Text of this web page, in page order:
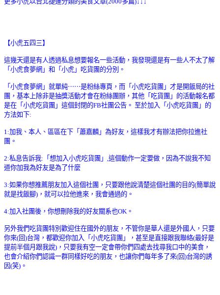
【小虎五四三】
這幾天還是有人透過私息想要報名一些活動，我發現還是有一些人不太了解
「小虎食夢網」和「小虎」吃貨團的分別。
「小虎食夢網」就單純⋯⋯是粉絲專頁，而「小虎吃貨團」才是開飯局的社
團，基本上除非是抽獎活動才會在粉絲團辦，其他「吃貨團」的活動報名都
是在「小虎吃貨團」這個封閉的FB社團公告。 至於加入「小虎吃貨團」的
方法如下:
1:加我、本人、區區在下「蕭嘉麟」為好友，這樣我才有辦法把你拉進社
團。
2:私息告訴我:「想加入小虎吃貨團」,這個動作一定要做，因為不說我不知
道你加我為好友是為了什麼
3:如果你想推薦朋友加入這個社團，只要跟他說清楚這個社團的目的(簡單說
就是找飯腳)，就可以拉他進來，我會通過的。
4:加入社團後，你想刪除我的好友關系也OK。
另外我們吃貨團特別歡迎住在國外的朋友，不管你是華人還是外國人，只要
你來(回)台灣，都歡迎你加入「小虎吃貨團」，甚至是直接跟我聯絡(最好是
提前半個月跟我說)，只要我有空一定會帶你們四處去找尋我口中的美食，
也會介紹你們認識一群同樣好吃的朋友，也讓你們每年多了來(回)台灣的誘
因(笑)。